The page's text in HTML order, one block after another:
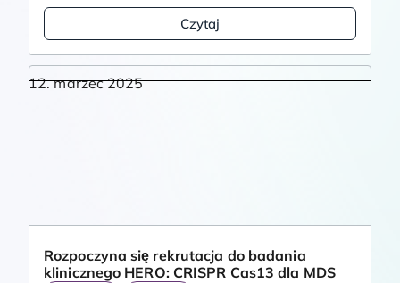
Czytaj
12. marzec 2025
Rozpoczyna się rekrutacja do badania
klinicznego HERO: CRISPR Cas13 dla MDS